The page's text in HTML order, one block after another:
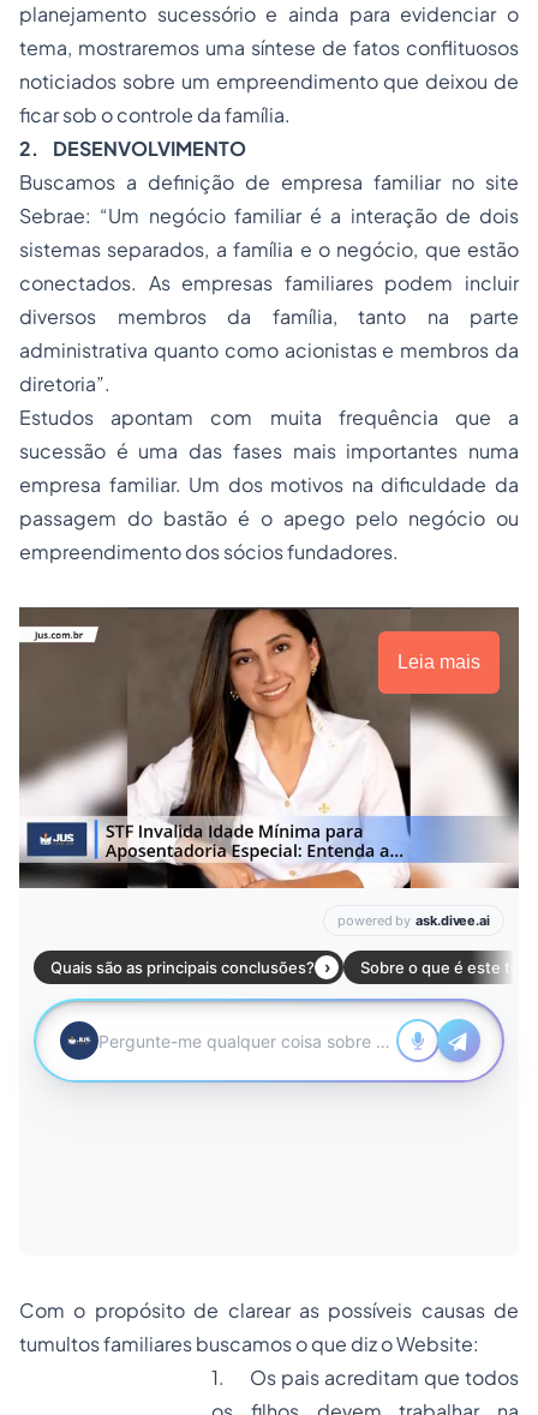
planejamento sucessório e ainda para evidenciar o
tema, mostraremos uma síntese de fatos conflituosos
noticiados sobre um empreendimento que deixou de
ficar sob o controle da família.
2. DESENVOLVIMENTO
Buscamos a definição de empresa familiar no site
Sebrae: “Um negócio familiar é a interação de dois
sistemas separados, a família e o negócio, que estão
conectados. As empresas familiares podem incluir
diversos membros da família, tanto na parte
administrativa quanto como acionistas e membros da
diretoria”.
Estudos apontam com muita frequência que a
sucessão é uma das fases mais importantes numa
empresa familiar. Um dos motivos na dificuldade da
passagem do bastão é o apego pelo negócio ou
empreendimento dos sócios fundadores.
Leia mais
Com o propósito de clarear as possíveis causas de
tumultos familiares buscamos o que diz o Website:
1. Os pais acreditam que todos